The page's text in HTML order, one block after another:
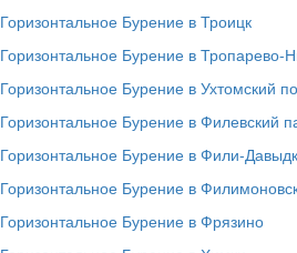
Горизонтальное Бурение в Троицк
Горизонтальное Бурение в Тропарево-
Горизонтальное Бурение в Ухтомский
Горизонтальное Бурение в Филевский
Горизонтальное Бурение в Фили-
Горизонтальное Бурение в
Горизонтальное Бурение в Фрязино